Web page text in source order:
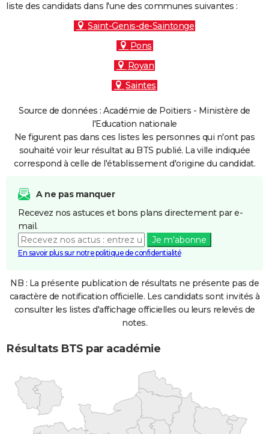
FORUM
liste des candidats dans l'une des communes suivantes :
Saint-Genis-de-Saintonge
Pons
Royan
Saintes
Source de données : Académie de Poitiers - Ministère de
l'Education nationale
Ne figurent pas dans ces listes les personnes qui n'ont pas
souhaité voir leur résultat au BTS publié. La ville indiquée
correspond à celle de l'établissement d'origine du candidat.
A ne pas manquer
Recevez nos astuces et bons plans directement par e-
mail.
Je m'abonne
En savoir plus sur notre politique de confidentialité
NB : La présente publication de résultats ne présente pas de
caractère de notification officielle. Les candidats sont invités à
consulter les listes d'affichage officielles ou leurs relevés de
notes.
Résultats BTS par académie